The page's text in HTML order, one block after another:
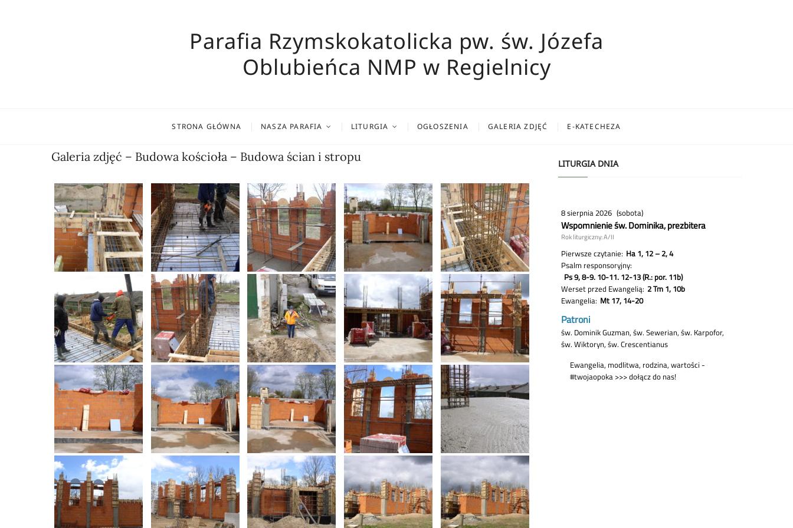
Parafia Rzymskokatolicka pw. św. Józefa
Oblubieńca NMP w Regielnicy
STRONA GŁÓWNA NASZA PARAFIA LITURGIA OGŁOSZENIA GALERIA ZDJĘĆ E-KATECHEZA
Galeria zdjęć – Budowa kościoła – Budowa ścian i stropu LITURGIA DNIA